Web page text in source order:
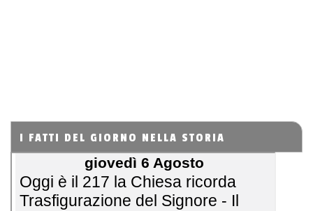
I FATTI DEL GIORNO NELLA STORIA